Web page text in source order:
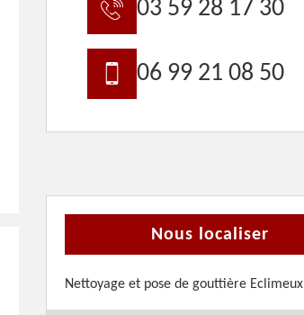
03 59 28 17 30
06 99 21 08 50
Nous localiser
Nettoyage et pose de gouttière Eclimeux